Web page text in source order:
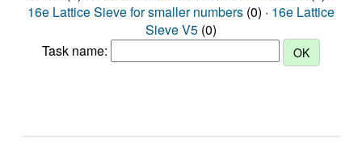
16e Lattice Sieve for smaller numbers (0) · 16e Lattice
Sieve V5 (0)
Task name: